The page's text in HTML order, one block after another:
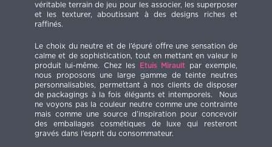
véritable terrain de jeu pour les associer, les superposer
et les texturer, aboutissant à des designs riches et
raffinés.
Le choix du neutre et de l’épuré offre une sensation de
calme et de sophistication, tout en mettant en valeur le
produit lui-même. Chez les
Etuis Mirault par exemple,
nous proposons une large gamme de teinte neutres
personnalisables, permettant à nos clients de disposer
de packagings à la fois élégants et intemporels. Nous
ne voyons pas la couleur neutre comme une contrainte
mais comme une source d’inspiration pour concevoir
des emballages cosmétiques de luxe qui resteront
gravés dans l’esprit du consommateur.